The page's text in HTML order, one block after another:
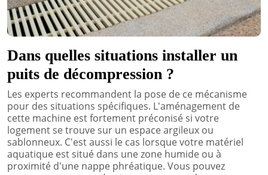
Dans quelles situations installer un
puits de décompression ?
Les experts recommandent la pose de ce mécanisme
pour des situations spécifiques. L'aménagement de
cette machine est fortement préconisé si votre
logement se trouve sur un espace argileux ou
sablonneux. C'est aussi le cas lorsque votre matériel
aquatique est situé dans une zone humide ou à
proximité d'une nappe phréatique. Vous pouvez